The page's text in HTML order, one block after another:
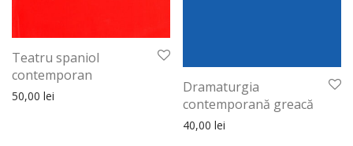
Teatru spaniol
contemporan
50,00 lei
Dramaturgia
contemporană greacă
40,00 lei